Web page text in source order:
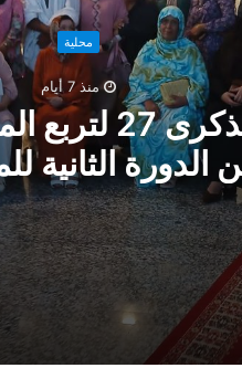
محلية
منذ 7 أيام
تزامنا مع
الثانية
العالم